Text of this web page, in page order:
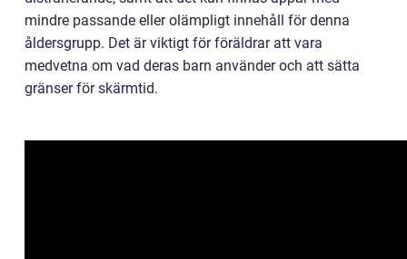
mindre passande eller olämpligt innehåll för denna
åldersgrupp. Det är viktigt för föräldrar att vara
medvetna om vad deras barn använder och att sätta
gränser för skärmtid.